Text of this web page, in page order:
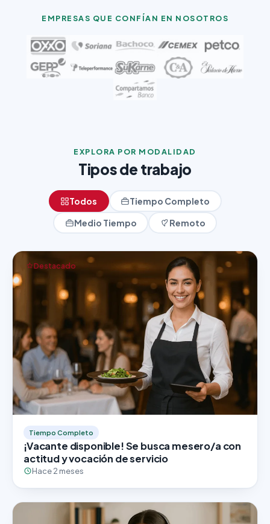
EMPRESAS QUE CONFÍAN EN NOSOTROS
EXPLORA POR MODALIDAD
Tipos de trabajo
Todos
Tiempo Completo
Medio Tiempo
Remoto
Destacado
Tiempo Completo
¡Vacante disponible! Se busca mesero/a con
actitud y vocación de servicio
Hace 2 meses